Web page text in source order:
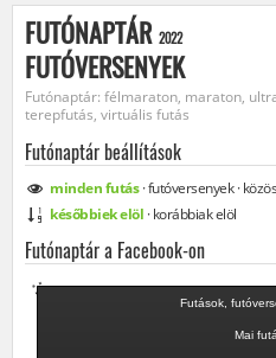
FUTÓNAPTÁR 2022
FUTÓVERSENYEK
Futónaptár: félmaraton, maraton,
terepfutás, virtuális futás
Futónaptár beállítások
mindenfutás·futóversenyek·
későbbiek elöl ·korábbiak elöl
Futónaptár a Facebook-on
Futások,
Mai